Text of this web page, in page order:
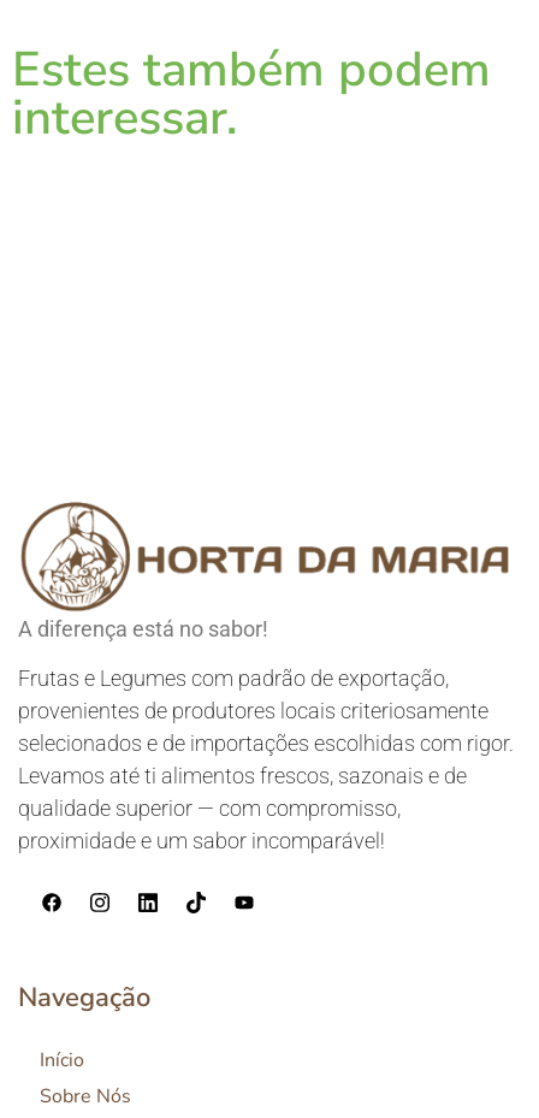
Estes também podem
interessar.
A diferença está no sabor!
Frutas e Legumes com padrão de exportação,
provenientes de produtores locais criteriosamente
selecionados e de importações escolhidas com rigor.
Levamos até ti alimentos frescos, sazonais e de
qualidade superior — com compromisso,
proximidade e um sabor incomparável!
Navegação
Início
Sobre Nós